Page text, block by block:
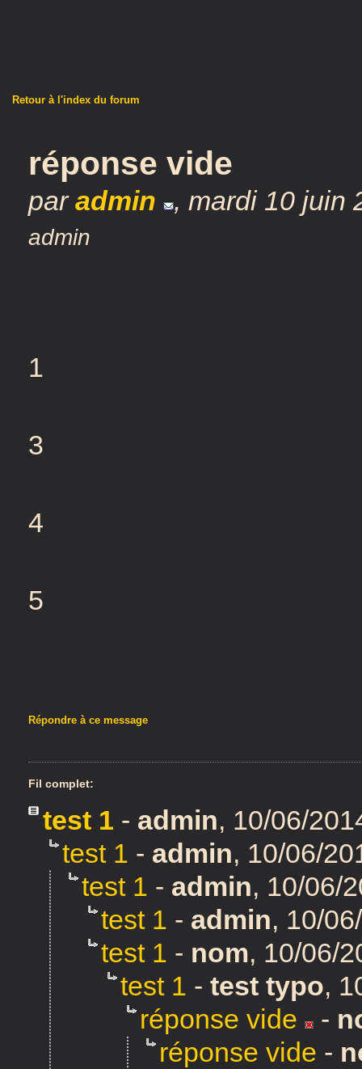
Retour à l'index du forum
réponse vide
paradmin , mardi 10 juin
admin
1
3
4
5
Répondre à ce message
Fil complet:
test 1 - admin, 10/06/
test 1 - admin, 10/06/
test 1 - admin, 10/06/
test 1 - admin, 10/
test 1 - nom, 10/06/
test 1 - test typo,
réponse vide
-
réponse vide -